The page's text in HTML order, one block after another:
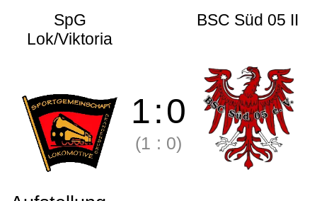
SpG
Lok/Viktoria
BSC Süd 05 II
1:0
(1 : 0)